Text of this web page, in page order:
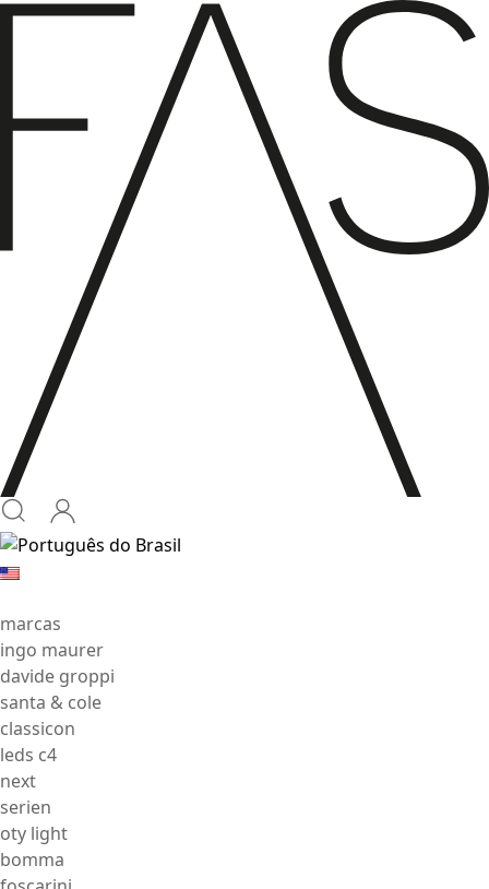
marcas
ingo maurer
davide groppi
santa & cole
classicon
leds c4
next
serien
oty light
bomma